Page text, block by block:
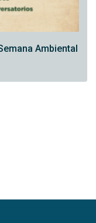
Ambiental